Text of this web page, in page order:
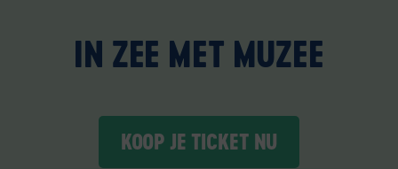
IN ZEE MET MUZEE
KOOP JE TICKET NU